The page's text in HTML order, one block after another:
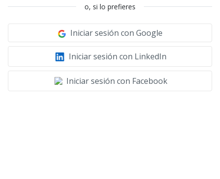
o, si lo prefieres
Iniciar sesión con Google
Iniciar sesión con LinkedIn
Iniciar sesión con Facebook